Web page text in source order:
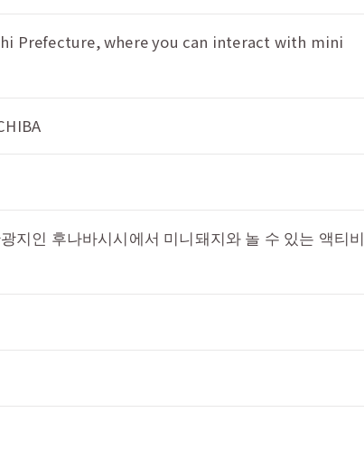
Prefecture, where you can interact with mini
지인 후나바시시에서 미니돼지와 놀 수 있는 액티비